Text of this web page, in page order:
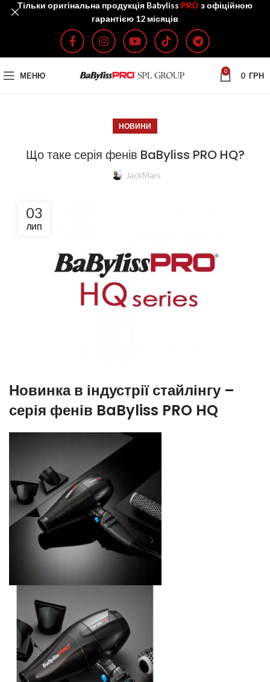
МЕНЮ 0 0 ГРН
НОВИНИ
Що таке серія фенів BaByliss PRO HQ?
JackMars
03
ЛИП
Новинка в індустрії стайлінгу –
серія фенів BaByliss PRO HQ
Тільки оригінальна продукція Babyliss PRO з офіційною
гарантією 12 місяців